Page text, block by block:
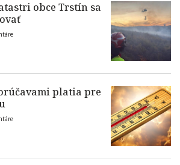
obce Trstín sa
platia pre